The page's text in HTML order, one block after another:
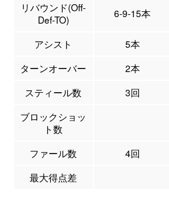
リバウンド(Off-
Def-TO)
6-9-15本
アシスト 5本
ターンオーバー
2本
スティール数
3回
ブロックショッ
ト数
ファール数
4回
最大得点差